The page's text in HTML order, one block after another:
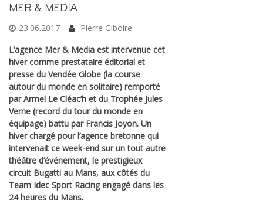
MER & MEDIA
23.06.2017
Pierre Giboire
L’agence Mer & Media est intervenue cet
hiver comme prestataire éditorial et
presse du Vendée Globe (la course
autour du monde en solitaire) remporté
par Armel Le Cléac’h et du Trophée Jules
Verne (record du tour du monde en
équipage) battu par Francis Joyon. Un
hiver chargé pour l’agence bretonne qui
intervenait ce week-end sur un tout autre
théâtre d’événement, le prestigieux
circuit Bugatti au Mans, aux côtés du
Team Idec Sport Racing engagé dans les
24 heures du Mans.